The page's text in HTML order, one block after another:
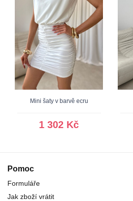
Mini šaty v barvě ecru
1 302 Kč
Pomoc
Formuláře
Jak zboží vrátit